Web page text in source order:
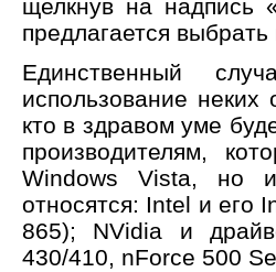
щелкнув на надпись
предлагается
Единственный
использование
кто в здравом уме
производителям,
Windows Vista, но и
относятся: Intel и его
865); NVidia и
430/410, nForce 500